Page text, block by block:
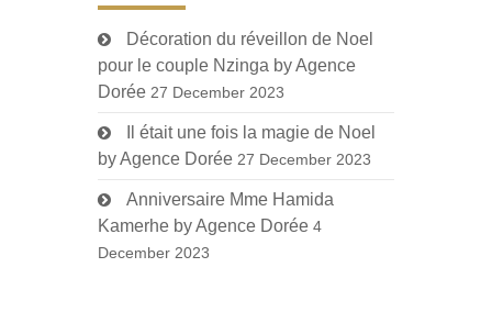
Décoration du réveillon de Noel
pour le couple Nzinga by Agence
Dorée 27 December 2023
Il était une fois la magie de Noel
by Agence Dorée 27 December 2023
Anniversaire Mme Hamida
Kamerhe by Agence Dorée 4
December 2023